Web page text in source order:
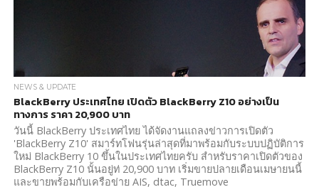
NEWS & UPDATE
BlackBerry ประเทศไทย เปิดตัว BlackBerry Z10 อย่างเป็น
ทางการ ราคา 20,900 บาท
วันนี้ BlackBerry ประเทศไทย ได้จัดงานแถลงข่าวการเปิดตัว
'BlackBerry Z10' สมาร์ทโฟนรุ่นล่าสุดที่มาพร้อมกับระบบปฏิบัติการ
ใหม่ BlackBerry 10 ขึ้นในประเทศไทยครับ สำหรับราคาเปิดตัวของ
BlackBerry Z10 นั้นอยู่ท่ 20,900 บาท เริ่มขายปลายเดือนเมษายนนี้
และขายพร้อมกับเครือข่าย AIS, dtac, Truemove